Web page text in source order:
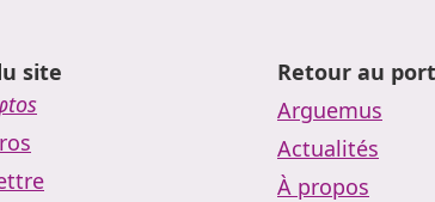
site
Retour au
Arguemus
Actualités
À propos